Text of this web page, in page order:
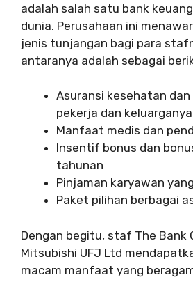
adalah salah satu bank
dunia. Perusahaan ini
jenis tunjangan bagi para
antaranya adalah sebagai
Asuransi kesehatan
pekerja dan keluarganya
Manfaat medis dan
Insentif bonus dan
tahunan
Pinjaman karyawan
Paket pilihan berbagai
Dengan begitu, staf The Bank
Mitsubishi UFJ Ltd
macam manfaat yang